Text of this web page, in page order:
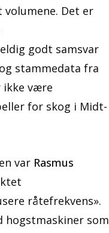
Det er
godt samsvar
stammedata fra
ikke være
for skog i Midt-
var Rasmus
råtefrekvens».
hogstmaskiner som